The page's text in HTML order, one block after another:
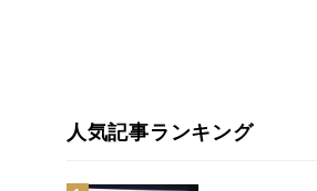
人気記事ランキング